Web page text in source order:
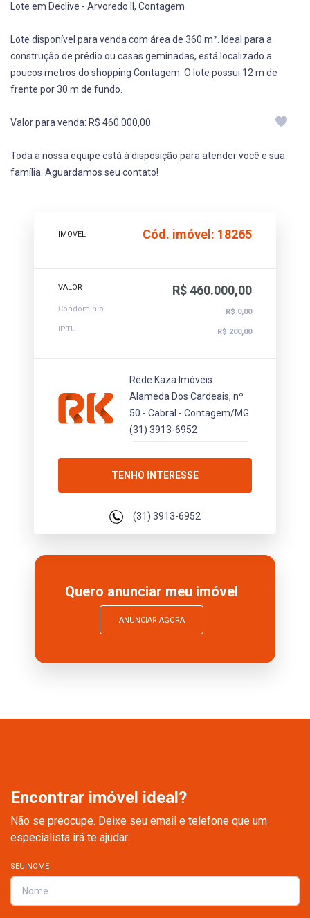
Lote em Declive - Arvoredo II, Contagem
Lote disponível para venda com área de 360 m². Ideal para a
construção de prédio ou casas geminadas, está localizado a
poucos metros do shopping Contagem. O lote possui 12 m de
frente por 30 m de fundo.
Valor para venda: R$ 460.000,00
Toda a nossa equipe está à disposição para atender você e sua
família. Aguardamos seu contato!
IMOVEL Cód. imóvel: 18265
VALOR R$ 460.000,00
Condomínio
R$ 0,00
IPTU
R$ 200,00
Rede Kaza Imóveis
Alameda Dos Cardeais, nº
50 - Cabral - Contagem/MG
(31) 3913-6952
TENHO INTERESSE
(31) 3913-6952
Quero anunciar meu imóvel
ANUNCIAR AGORA
Encontrar imóvel ideal?
Não se preocupe. Deixe seu email e telefone que um
especialista irá te ajudar.
SEU NOME